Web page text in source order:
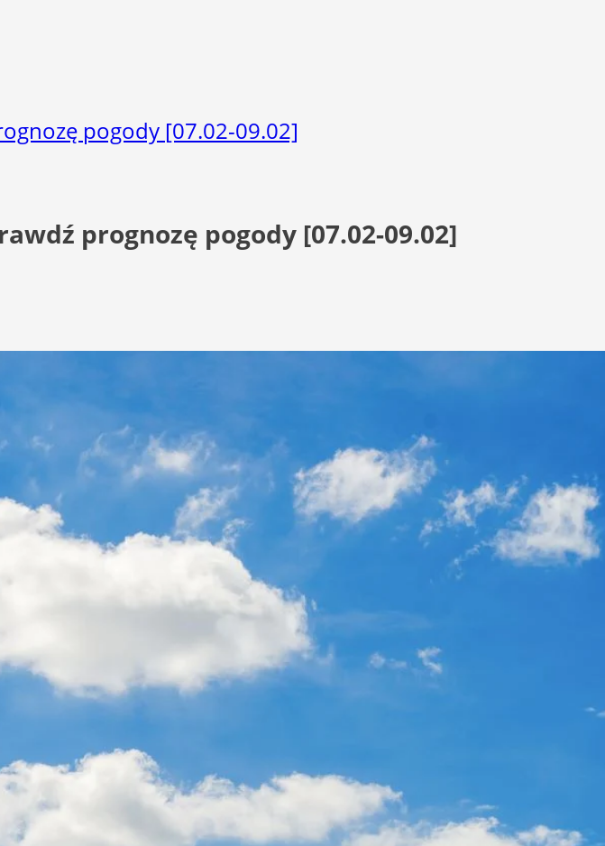
pogody [07.02-09.02]
prognozę pogody [07.02-09.02]